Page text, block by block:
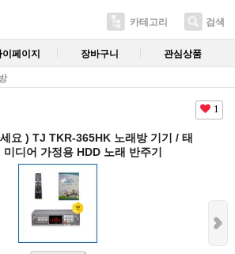
카테고리 검색
이페이지 장바구니 관심상품
1
요 ) TJ TKR-365HK 노래방 기기 / 태
미디어 가정용 HDD 노래 반주기